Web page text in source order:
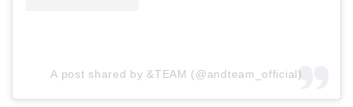
A post shared by &TEAM (@andteam_official)